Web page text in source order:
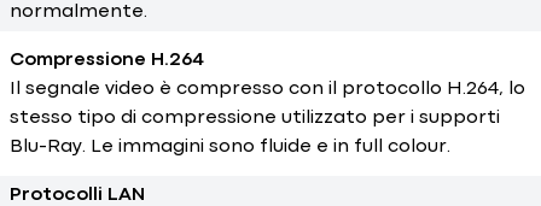
normalmente.
Compressione H.264
Il segnale video è compresso con il protocollo H.264, lo
stesso tipo di compressione utilizzato per i supporti
Blu-Ray. Le immagini sono fluide e in full colour.
Protocolli LAN